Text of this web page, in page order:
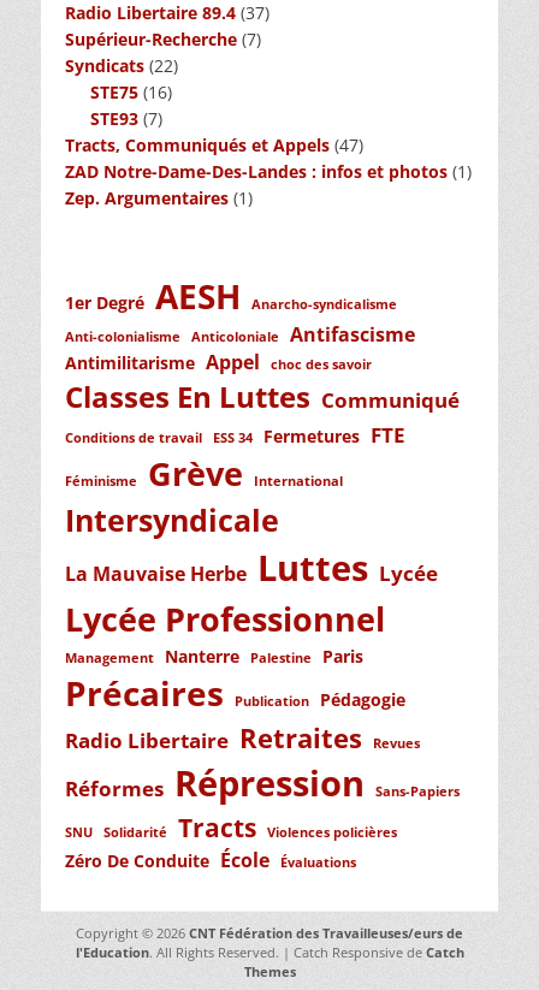
Radio Libertaire 89.4 (37)
Supérieur-Recherche (7)
Syndicats (22)
STE75 (16)
STE93 (7)
Tracts, Communiqués et Appels (47)
ZAD Notre-Dame-Des-Landes : infos et photos (1)
Zep. Argumentaires (1)
1er Degré AESH
Anarcho-syndicalisme
Anti-colonialisme
Anticoloniale Antifascisme
Antimilitarisme Appel choc des savoir
Classes En Luttes Communiqué
Conditions de travail ESS 34 Fermetures FTE
Féminisme Grève International
Intersyndicale
La Mauvaise Herbe Luttes Lycée
Lycée Professionnel
Management Nanterre Palestine Paris
Précaires Publication Pédagogie
Radio Libertaire Retraites Revues
Réformes Répression Sans-Papiers
SNU Solidarité Tracts Violences policières
Zéro De Conduite École Évaluations
Copyright © 2026 CNT Fédération des Travailleuses/eurs de
l'Education. All Rights Reserved. | Catch Responsive de Catch
Themes